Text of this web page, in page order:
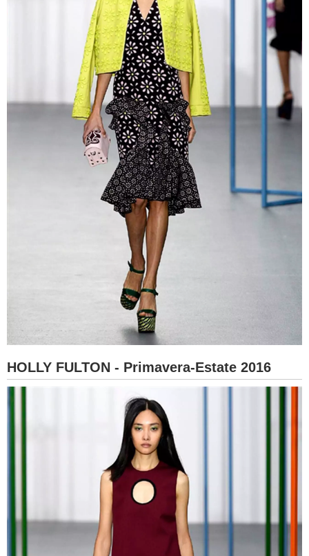
HOLLY FULTON - Primavera-Estate 2016